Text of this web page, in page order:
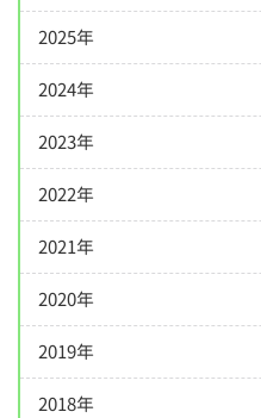
2025年
2024年
2023年
2022年
2021年
2020年
2019年
2018年